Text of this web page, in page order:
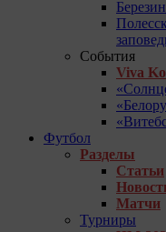
События
Viva
Футбол
Разделы
Статьи
Матчи
Турниры